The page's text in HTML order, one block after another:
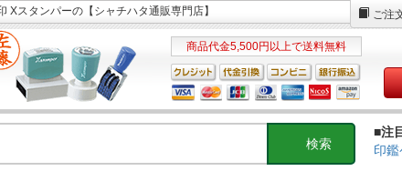
スタンパーの【シャチハタ通販専門店】 ご注
商品代金5,500円以上で送料無料
■注
印鑑